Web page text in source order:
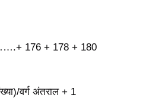
176 + 178 + 180
वर्ग अंतराल + 1